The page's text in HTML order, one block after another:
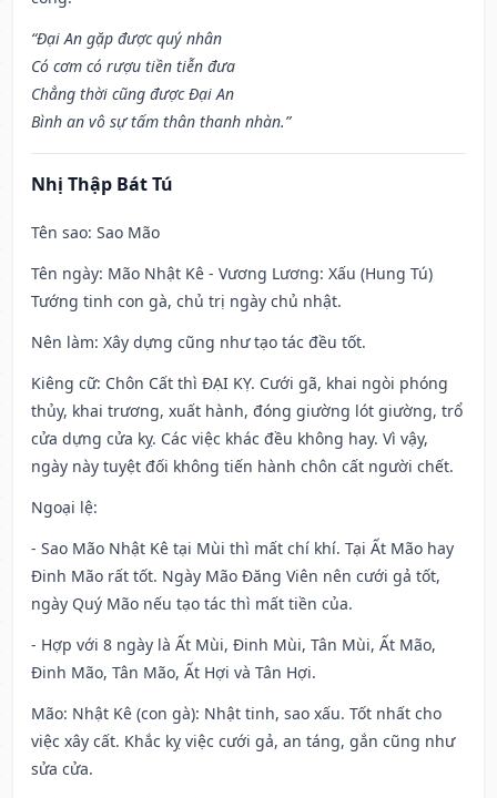
“Đại An gặp được quý nhân
Có cơm có rượu tiền tiễn đưa
Chẳng thời cũng được Đại An
Bình an vô sự tấm thân thanh nhàn.”
Nhị Thập Bát Tú
Tên sao: Sao Mão
Tên ngày: Mão Nhật Kê - Vương Lương: Xấu (Hung Tú)
Tướng tinh con gà, chủ trị ngày chủ nhật.
Nên làm: Xây dựng cũng như tạo tác đều tốt.
Kiêng cữ: Chôn Cất thì ĐẠI KỴ. Cưới gã, khai ngòi phóng
thủy, khai trương, xuất hành, đóng giường lót giường, trổ
cửa dựng cửa kỵ. Các việc khác đều không hay. Vì vậy,
ngày này tuyệt đối không tiến hành chôn cất người chết.
Ngoại lệ:
- Sao Mão Nhật Kê tại Mùi thì mất chí khí. Tại Ất Mão hay
Đinh Mão rất tốt. Ngày Mão Đăng Viên nên cưới gả tốt,
ngày Quý Mão nếu tạo tác thì mất tiền của.
- Hợp với 8 ngày là Ất Mùi, Đinh Mùi, Tân Mùi, Ất Mão,
Đinh Mão, Tân Mão, Ất Hợi và Tân Hợi.
Mão: Nhật Kê (con gà): Nhật tinh, sao xấu. Tốt nhất cho
việc xây cất. Khắc kỵ việc cưới gả, an táng, gắn cũng như
sửa cửa.